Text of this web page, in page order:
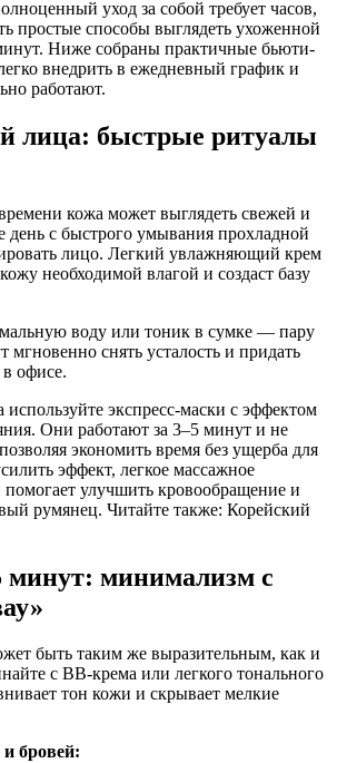
уход за собой требует часов,
простые способы выглядеть ухоженной
Ниже собраны практичные бьюти-
внедрить в ежедневный график и
работают.
лица: быстрые ритуалы
кожа может выглядеть свежей и
день с быстрого умывания прохладной
лицо. Легкий увлажняющий крем
необходимой влагой и создаст базу
воду или тоник в сумке — пару
мгновенно снять усталость и придать
офисе.
используйте экспресс-маски с эффектом
Они работают за 3–5 минут и не
экономить время без ущерба для
эффект, легкое массажное
улучшить кровообращение и
румянец. Читайте также: Корейский
минимализм с
быть таким же выразительным, как и
с BB-крема или легкого тонального
тон кожи и скрывает мелкие
бровей: